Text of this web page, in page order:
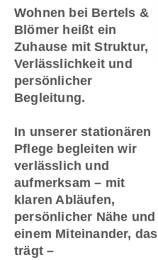
Wohnen bei Bertels &
Blömer heißt ein
Zuhause mit Struktur,
Verlässlichkeit und
persönlicher
Begleitung.
In unserer stationären
Pflege begleiten wir
verlässlich und
aufmerksam – mit
klaren Abläufen,
persönlicher Nähe und
einem Miteinander, das
trägt –